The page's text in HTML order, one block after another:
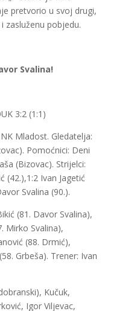
pretvorio u svoj drugi,
zasluženu pobjedu.
Svalina!
3:2 (1:1)
Mladost. Gledatelja:
Pomoćnici: Deni
(Bizovac). Strijelci:
(42.),1:2 Ivan Jagetić
Svalina (90.).
(81. Davor Svalina),
Mirko Svalina),
(88. Drmić),
Grbeša). Trener: Ivan
Kučuk,
Igor Viljevac,